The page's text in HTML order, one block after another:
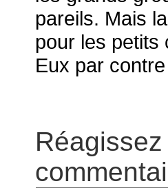
pareils. Mais
pour les petits
Eux par